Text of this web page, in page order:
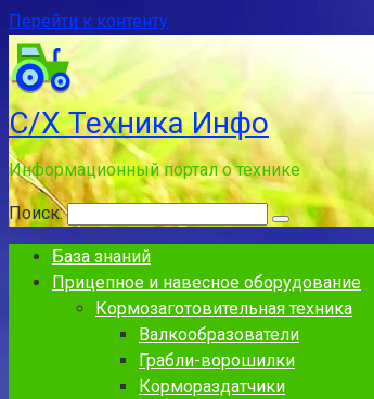
Перейти к контенту
С/Х Техника Инфо
Информационный портал о технике
Поиск:
База знаний
Прицепное и навесное оборудование
Кормозаготовительная техника
Валкообразователи
Грабли-ворошилки
Кормораздатчики